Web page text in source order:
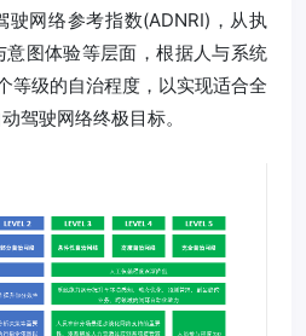
驶网络参考指数(ADNRI)，从执
图体验等层面，根据人与系统
等级的自治程度，以实现适合全
驾驶网络终极目标。